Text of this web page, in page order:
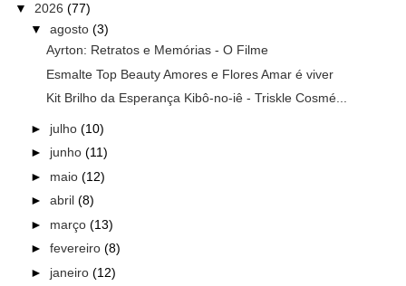
▼ 2026 (77)
▼ agosto (3)
Ayrton: Retratos e Memórias - O Filme
Esmalte Top Beauty Amores e Flores Amar é viver
Kit Brilho da Esperança Kibô-no-iê - Triskle Cosmé...
► julho (10)
► junho (11)
► maio (12)
► abril (8)
► março (13)
► fevereiro (8)
► janeiro (12)